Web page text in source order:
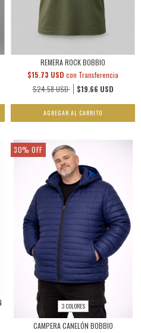
REMERA ROCK BOBBIO
$24.58 USD $19.66 USD
$15.73 USD con Transferencia
AGREGAR AL CARRITO
30% OFF
3 COLORES
CAMPERA CANELÓN BOBBIO